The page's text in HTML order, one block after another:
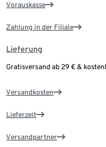
Vorauskasse
Zahlung in der Filiale
Lieferung
Gratisversand ab 29 € &
Versandkosten
Lieferzeit
Versandpartner